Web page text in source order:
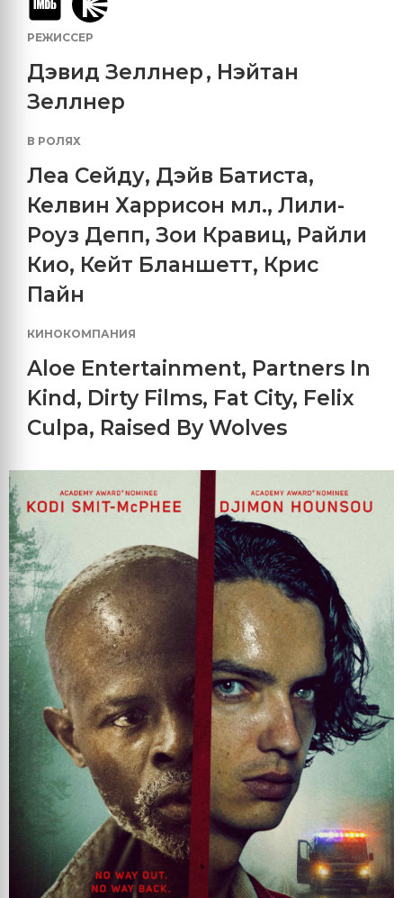
РЕЖИССЕР
Дэвид Зеллнер, Нэйтан
Зеллнер
В РОЛЯХ
Леа Сейду, Дэйв Батиста,
Келвин Харрисон мл., Лили-
Роуз Депп, Зои Кравиц, Райли
Кио, Кейт Бланшетт, Крис
Пайн
КИНОКОМПАНИЯ
Aloe Entertainment, Partners In
Kind , Dirty Films, Fat City, Felix
Culpa, Raised By Wolves